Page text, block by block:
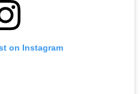
on Instagram